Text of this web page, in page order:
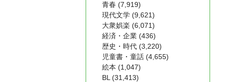
青春 (7,919)
現代文学 (9,621)
大衆娯楽 (6,071)
経済・企業 (436)
歴史・時代 (3,220)
児童書・童話 (4,655)
絵本 (1,047)
BL (31,413)